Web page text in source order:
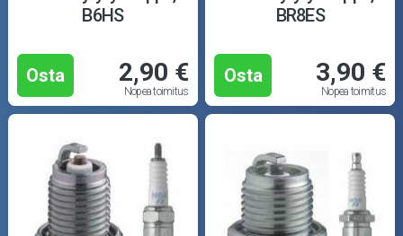
B6HS
Osta 2,90 €
Nopea toimitus
BR8ES
Osta 3,90 €
Nopea toimitus